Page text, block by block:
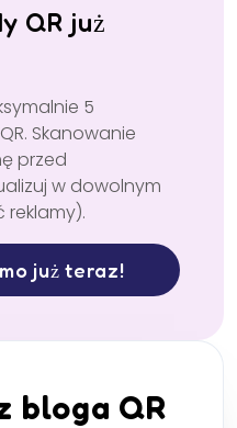
QR już
5
Skanowanie
przed
w dowolnym
już teraz!
bloga QR